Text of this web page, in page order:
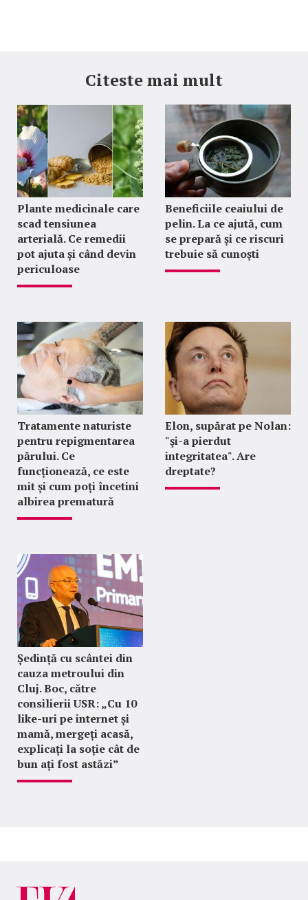
Citeste mai mult
Plante medicinale care
scad tensiunea
arterială. Ce remedii
pot ajuta și când devin
periculoase
Beneficiile ceaiului de
pelin. La ce ajută, cum
se prepară și ce riscuri
trebuie să cunoști
Tratamente naturiste
pentru repigmentarea
părului. Ce
funcționează, ce este
mit și cum poți încetini
albirea prematură
Elon, supărat pe Nolan:
"şi-a pierdut
integritatea". Are
dreptate?
Ședință cu scântei din
cauza metroului din
Cluj. Boc, către
consilierii USR: „Cu 10
like-uri pe internet și
mamă, mergeți acasă,
explicați la soție cât de
bun ați fost astăzi”